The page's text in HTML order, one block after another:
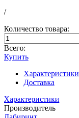
/
Количество товара:
Всего:
Купить
Характеристики
Доставка
Характеристики
Производитель